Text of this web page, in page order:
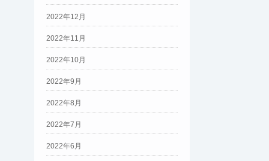
2022年12月
2022年11月
2022年10月
2022年9月
2022年8月
2022年7月
2022年6月